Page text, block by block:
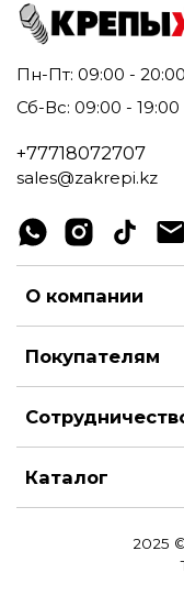
Пн-Пт: 09:00 - 20:00
Сб-Вс: 09:00 - 19:00
+77718072707
sales@zakrepi.kz
О компании
Покупателям
Каталог
2025